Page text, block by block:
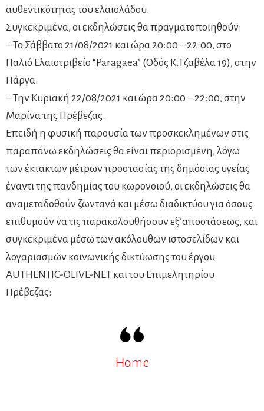
αυθεντικότητας του ελαιολάδου.
Συγκεκριμένα, οι εκδηλώσεις θα πραγματοποιηθούν:
– To Σάββατο 21/08/2021 και ώρα 20:00 – 22:00, στο
Παλιό Ελαιοτριβείο “Paragaea” (Οδός Κ.Τζαβέλα 19), στην
Πάργα.
– Την Κυριακή 22/08/2021 και ώρα 20:00 – 22:00, στην
Μαρίνα της Πρέβεζας.
Επειδή η φυσική παρουσία των προσκεκλημένων στις
παραπάνω εκδηλώσεις θα είναι περιορισμένη, λόγω
των έκτακτων μέτρων προστασίας της δημόσιας υγείας
έναντι της πανδημίας του κωρονοιού, οι εκδηλώσεις θα
αναμεταδοθούν ζωντανά και μέσω διαδικτύου για όσους
επιθυμούν να τις παρακολουθήσουν εξ’αποστάσεως, και
συγκεκριμένα μέσω των ακόλουθων ιστοσελίδων και
λογαριασμών κοινωνικής δικτύωσης του έργου
AUTHENTIC-OLIVE-NET και του Επιμελητηρίου
Πρέβεζας:
Home